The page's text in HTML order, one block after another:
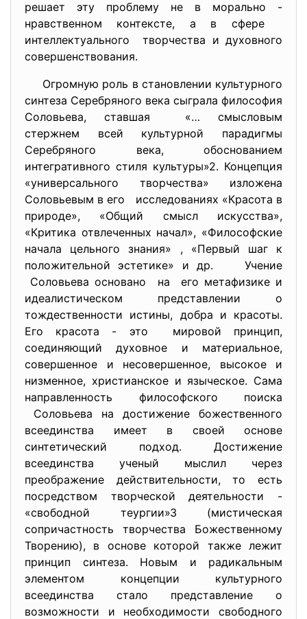
решает эту проблему не в морально -
нравственном контексте, а в сфере
интеллектуального творчества и духовного
совершенствования.
Огромную роль в становлении культурного
синтеза Серебряного века сыграла философия
Соловьева, ставшая «… смысловым
стержнем всей культурной парадигмы
Серебряного века, обоснованием
интегративного стиля культуры»2. Концепция
«универсального творчества» изложена
Соловьевым в его исследованиях «Красота в
природе», «Общий смысл искусства»,
«Критика отвлеченных начал», «Философские
начала цельного знания» , «Первый шаг к
положительной эстетике» и др. Учение
Соловьева основано на его метафизике и
идеалистическом представлении о
тождественности истины, добра и красоты.
Его красота - это мировой принцип,
соединяющий духовное и материальное,
совершенное и несовершенное, высокое и
низменное, христианское и языческое. Сама
направленность философского поиска
Соловьева на достижение божественного
всеединства имеет в своей основе
синтетический подход. Достижение
всеединства ученый мыслил через
преображение действительности, то есть
посредством творческой деятельности -
«свободной теургии»3 (мистическая
сопричастность творчества Божественному
Творению), в основе которой также лежит
принцип синтеза. Новым и радикальным
элементом концепции культурного
всеединства стало представление о
возможности и необходимости свободного